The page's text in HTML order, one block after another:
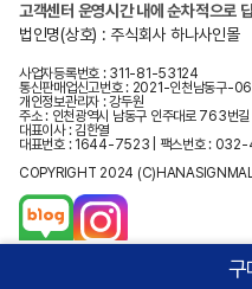
고객센터 운영시간 내에 순차적으로
법인명(상호) : 주식회사 하나사인몰
사업자등록번호 : 311-81-53124
통신판매업신고번호 : 2021-인천남동구-
개인정보관리자 : 강두원
주소 : 인천광역시 남동구 인주대로 763번
대표이사 : 김한열
대표번호 : 1644-7523 | 팩스번호 :
COPYRIGHT 2024
구